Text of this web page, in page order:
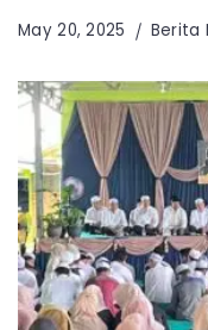
May 20, 2025 Berita